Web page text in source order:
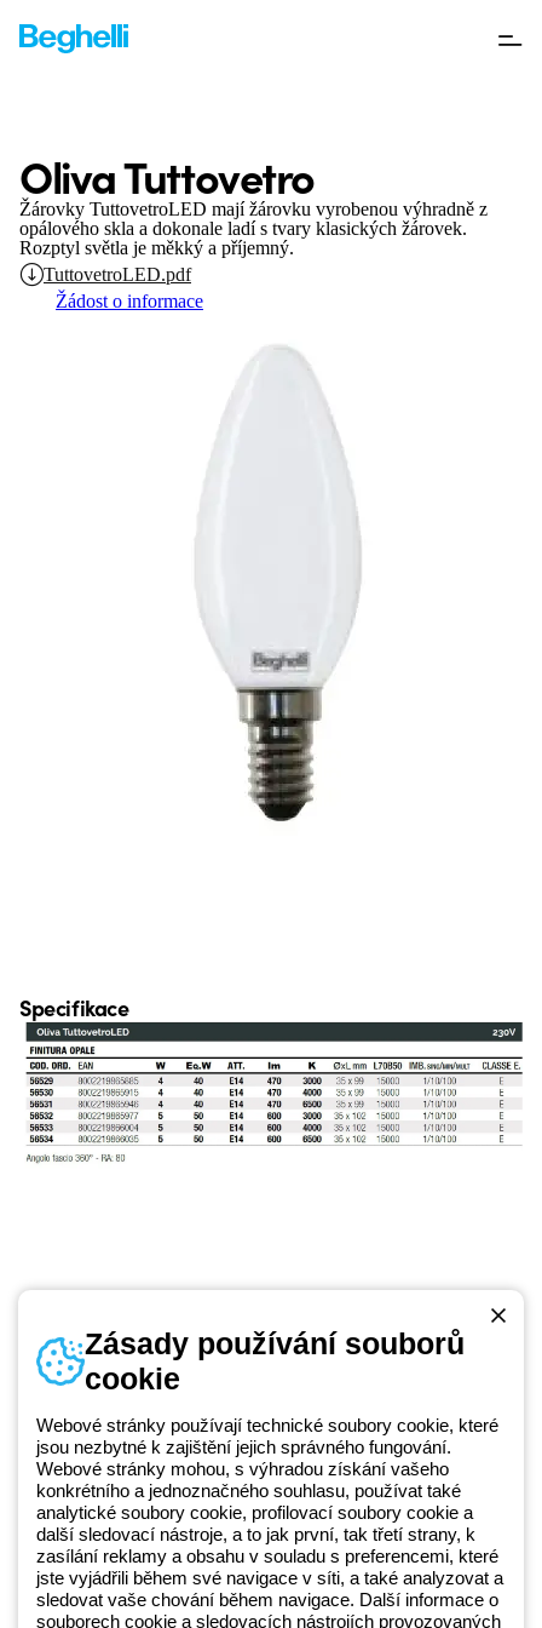
Oliva Tuttovetro
Žárovky TuttovetroLED mají žárovku vyrobenou výhradně z
opálového skla a dokonale ladí s tvary klasických žárovek.
Rozptyl světla je měkký a příjemný.
TuttovetroLED.pdf
Žádost o informace
Specifikace
Beghelli je součástí GEWISS Group od roku 2025 a jeho ekosystému
GEWISS LightZone, kde vyvíjíme propojená světelná řešení, která
transformují komplexitu do jednoduchosti a podporují profesionály a
koncové zákazníky v uspokojování jejich potřeb.Zjistěte více o
GEWISS
Telefonní číslo
+420 531 014 111
Zásady používání souborů
cookie
Webové stránky používají technické soubory cookie, které
jsou nezbytné k zajištění jejich správného fungování.
Webové stránky mohou, s výhradou získání vašeho
konkrétního a jednoznačného souhlasu, používat také
analytické soubory cookie, profilovací soubory cookie a
další sledovací nástroje, a to jak první, tak třetí strany, k
zasílání reklamy a obsahu v souladu s preferencemi, které
jste vyjádřili během své navigace v síti, a také analyzovat a
sledovat vaše chování během navigace. Další informace o
souborech cookie a sledovacích nástrojích provozovaných